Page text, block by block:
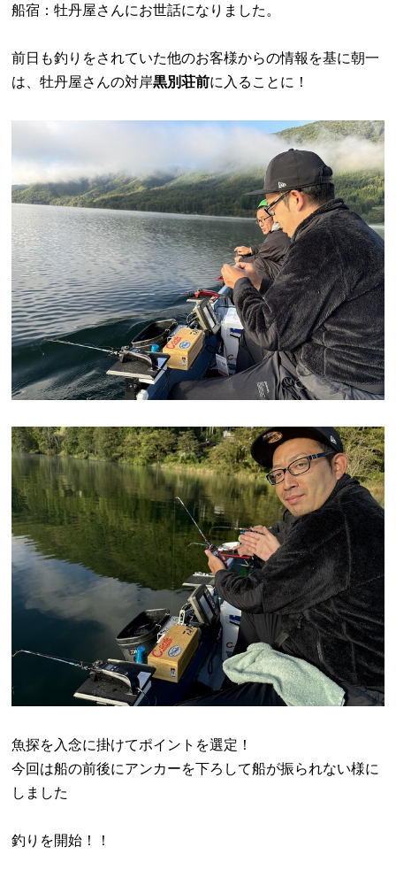
船宿：牡丹屋さんにお世話になりました。
前日も釣りをされていた他のお客様からの情報を基に朝一
は、牡丹屋さんの対岸黒別荘前に入ることに！
魚探を入念に掛けてポイントを選定！
今回は船の前後にアンカーを下ろして船が振られない様に
しました
釣りを開始！！